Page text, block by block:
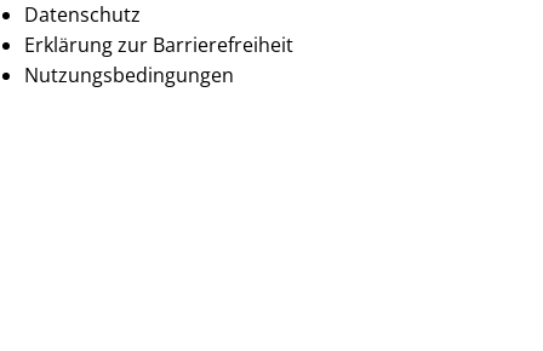
Datenschutz
Erklärung zur Barrierefreiheit
Nutzungsbedingungen